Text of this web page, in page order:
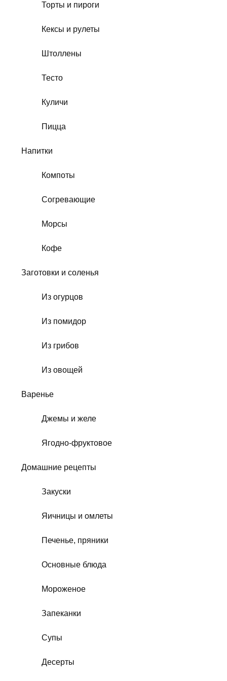
Торты и пироги
Кексы и рулеты
Штоллены
Тесто
Куличи
Пицца
Напитки
Компоты
Согревающие
Морсы
Кофе
Заготовки и соленья
Из огурцов
Из помидор
Из грибов
Из овощей
Варенье
Джемы и желе
Ягодно-фруктовое
Домашние рецепты
Закуски
Яичницы и омлеты
Печенье, пряники
Основные блюда
Мороженое
Запеканки
Супы
Десерты